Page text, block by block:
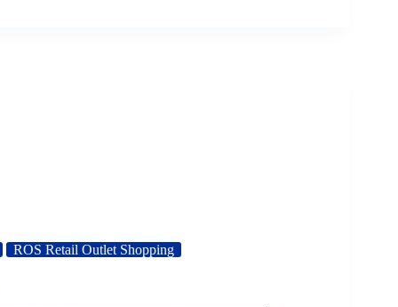
ROS Retail Outlet Shopping